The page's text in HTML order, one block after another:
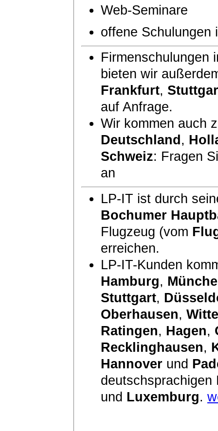
Web-Seminare
offene Schulungen
Firmenschulungen
bieten wir
Frankfurt,
auf Anfrage.
Wir kommen auch
Deutschland ,
Schweiz: Fragen
an
LP-IT ist durch
Bochumer
Flugzeug (vom
erreichen.
LP-IT-Kunden
Hamburg,
Stuttgart,
Oberhausen,
Ratingen, Hagen,
Recklinghausen,
Hannover und
und Luxemburg.